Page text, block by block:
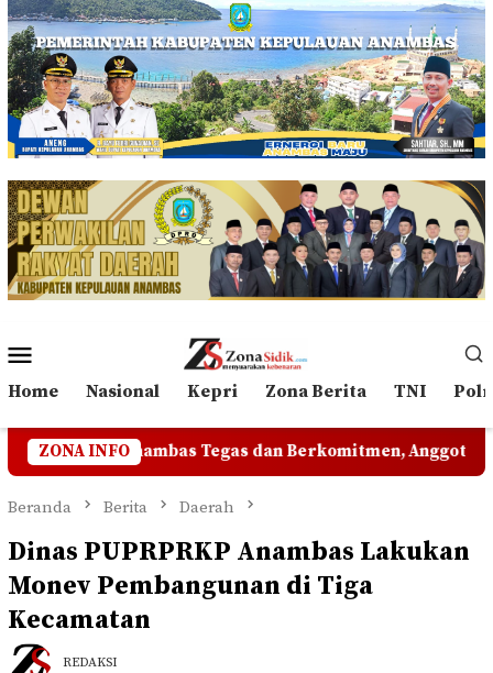
Loncat
ke
konten
Mobile
Home Nasional Kepri Zona Berita TNI
ZONA INFO
Berkomitmen, Anggota yang Terlibat Tindak Pidana
Beranda Berita Daerah
Dinas PUPRPRKP Anambas Lakukan
Monev Pembangunan di Tiga
Kecamatan
REDAKSI